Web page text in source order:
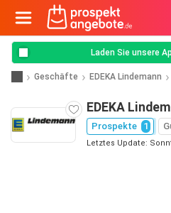
Laden Sie unsere
Geschäfte EDEKA Lindemann
EDEKA
Prospekte 1
Letztes Update: